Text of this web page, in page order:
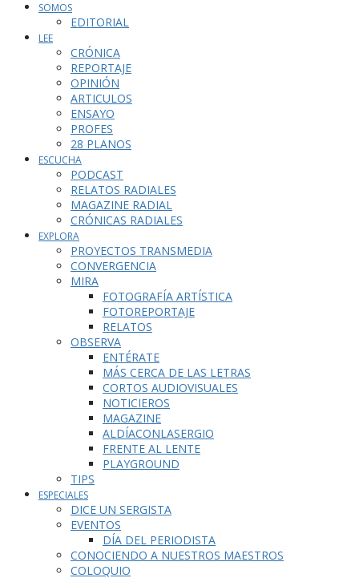
SOMOS
EDITORIAL
LEE
CRÓNICA
REPORTAJE
OPINIÓN
ARTICULOS
ENSAYO
PROFES
28 PLANOS
ESCUCHA
PODCAST
RELATOS RADIALES
MAGAZINE RADIAL
CRÓNICAS RADIALES
EXPLORA
PROYECTOS TRANSMEDIA
CONVERGENCIA
MIRA
FOTOGRAFÍA ARTÍSTICA
FOTOREPORTAJE
RELATOS
OBSERVA
ENTÉRATE
MÁS CERCA DE LAS LETRAS
CORTOS AUDIOVISUALES
NOTICIEROS
MAGAZINE
ALDÍACONLASERGIO
FRENTE AL LENTE
PLAYGROUND
TIPS
ESPECIALES
DICE UN SERGISTA
EVENTOS
DÍA DEL PERIODISTA
CONOCIENDO A NUESTROS MAESTROS
COLOQUIO